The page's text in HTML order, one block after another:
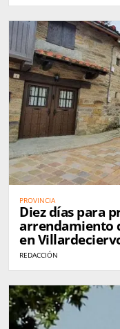
PROVINCIA
Diez días para
arrendamiento
en
REDACCIÓN